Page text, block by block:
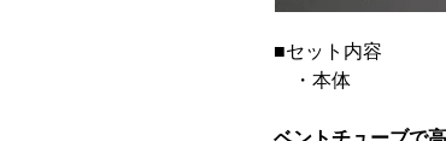
■セット内容
・本体